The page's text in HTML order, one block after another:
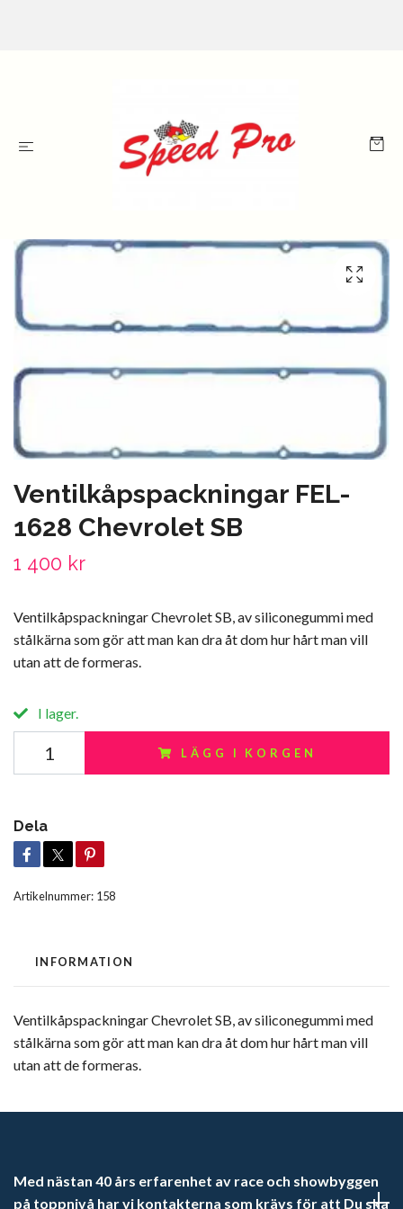
Ventilkåpspackningar FEL-
1628 Chevrolet SB
1 400 kr
Ventilkåpspackningar Chevrolet SB, av siliconegummi med
stålkärna som gör att man kan dra åt dom hur hårt man vill
utan att de formeras.
I lager.
LÄGG I KORGEN
Dela
Artikelnummer: 158
INFORMATION
Ventilkåpspackningar Chevrolet SB, av siliconegummi med
stålkärna som gör att man kan dra åt dom hur hårt man vill
utan att de formeras.
Med nästan 40 års erfarenhet av race och showbyggen
på toppnivå har vi kontakterna som krävs för att Du ska